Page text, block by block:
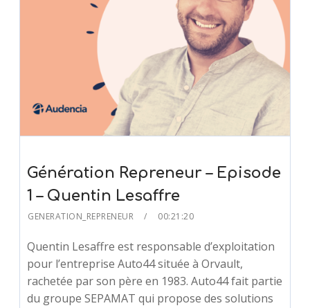
Génération Repreneur – Episode
1 – Quentin Lesaffre
GENERATION_REPRENEUR 00:21:20
Quentin Lesaffre est responsable d’exploitation
pour l’entreprise Auto44 située à Orvault,
rachetée par son père en 1983. Auto44 fait partie
du groupe SEPAMAT qui propose des solutions